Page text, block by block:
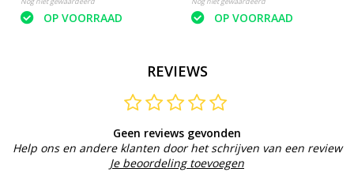
OP VOORRAAD OP VOORRAAD
REVIEWS
Geen reviews gevonden
Help ons en andere klanten door het schrijven van een review
Je beoordeling toevoegen